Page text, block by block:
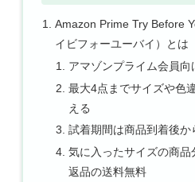
Amazon Prime Try Before
イビフォーユーバイ）とは
アマゾンプライム会員向
最大4点までサイズや色
える
試着期間は商品到着後か
気に入ったサイズの商
返品の送料無料